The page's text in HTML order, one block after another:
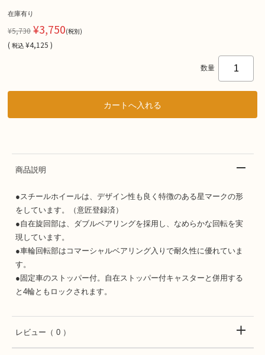
在庫有り
¥5,730 ¥3,750(税別)
( 税込 ¥4,125 )
数量
商品説明
●スチールホイールは、デザイン性も良く特徴のある星マークの形
をしています。（意匠登録済）
●自在旋回部は、ダブルベアリングを採用し、なめらかな回転を実
現しています。
●車輪回転部はコマーシャルベアリング入りで耐久性に優れていま
す。
●固定車のストッパー付。自在ストッパー付キャスターと併用する
と4輪ともロックされます。
レビュー （ 0 ）